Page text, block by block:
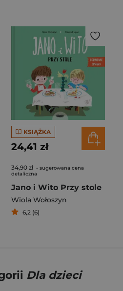
KSIĄŻKA
24,41 zł
34,90 zł - sugerowana cena
detaliczna
Jano i Wito Przy stole
Wiola Wołoszyn
6,2 (6)
Dla dzieci